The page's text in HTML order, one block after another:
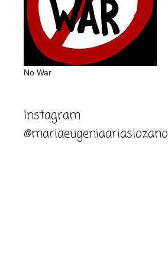
No War
Instagram
@mariaeugeniaariaslozano